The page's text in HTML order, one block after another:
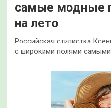
самые модные
на лето
Российская стилистка
с широкими полями